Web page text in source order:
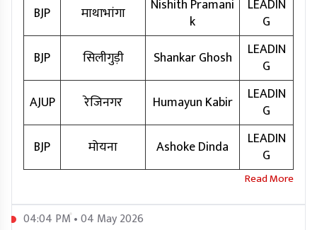
BJP माथाभांगा
Nishith Pramani
k
LEADIN
G
BJP
सिलीगुड़ी Shankar Ghosh
LEADIN
G
AJUP
रेजिनगर Humayun Kabir
LEADIN
G
BJP
मोयना Ashoke Dinda
LEADIN
G
04:04 PM • 04 May 2026